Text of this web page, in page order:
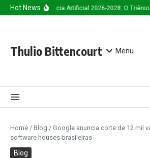
Ir para o conteúdo
Hot NewsInteligência Artificial 2026-2028: O Triênio
Thulio Bittencourt Menu
Home / Blog / Google anuncia corte de 12 mil
software houses brasileiras
Blog